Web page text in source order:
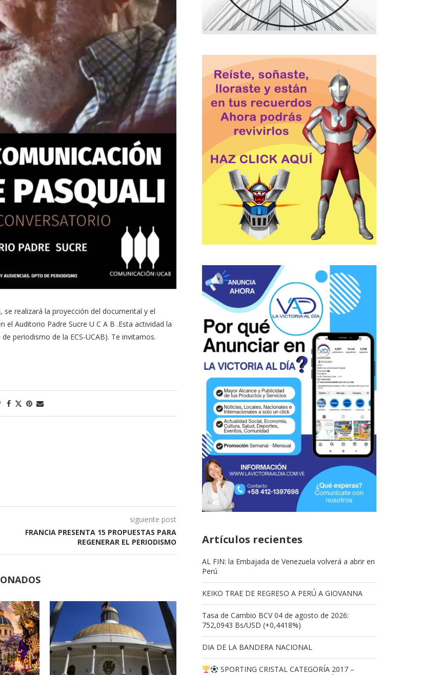
realizará la proyección del documental y el
Auditorio Padre Sucre U C A B .Esta actividad la
periodismo de la ECS-UCAB). Te invitamos.
siguiente post
FRANCIA PRESENTA 15 PROPUESTAS PARA
REGENERAR EL PERIODISMO
Artículos recientes
AL FIN: la Embajada de Venezuela volverá a abrir en
Perú
KEIKO TRAE DE REGRESO A PERÚ A GIOVANNA
Tasa de Cambio BCV 04 de agosto de 2026:
752,0943 Bs/USD (+0,4418%)
DIA DE LA BANDERA NACIONAL
SPORTING CRISTAL CATEGORÍA 2017 –